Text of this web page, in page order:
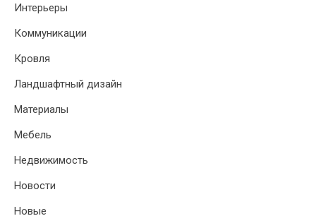
Интерьеры
Коммуникации
Кровля
Ландшафтный дизайн
Материалы
Мебель
Недвижимость
Новости
Новые